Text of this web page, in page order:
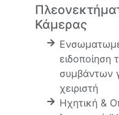
Κάμερας
ειδοποίηση
συμβάντων
χειριστή
Ηχητική &